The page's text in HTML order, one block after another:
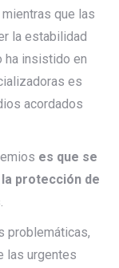
mientras que las
la estabilidad
ha insistido en
es
acordados
es que se
protección de
problemáticas,
las urgentes